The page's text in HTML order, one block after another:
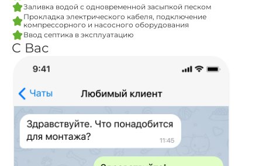
Заливка водой с одновременной засыпкой песком
Прокладка электрического кабеля, подключение
компрессорного и насосного оборудования
Ввод септика в эксплуатацию
С Вас